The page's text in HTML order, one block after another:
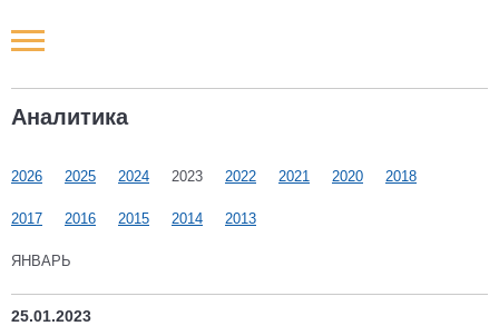
Аналитика
2026 2025 2024 2023 2022 2021 2020 2018
2017 2016 2015 2014 2013
ЯНВАРЬ
25.01.2023
Новости РФ
Наши мероприятия
Статьи